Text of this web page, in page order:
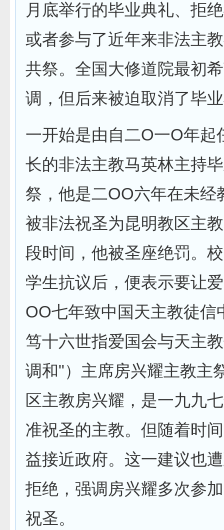
月底举行的毕业典礼、拒
或者参与了近年来非法主
共祭。全国大修道院最初
调，但后来被迫取消了毕
一开始是由自二O一O年起
长的非法主教马英林主持
祭，他是二OO六年在未经
被非法祝圣为昆明教区主
段时间，他被圣座绝罚。
学生抗议后，便表示要让
OO七年致中国天主教徒信
笃十六世指爱国会与天主
调和"）主席房兴耀主教主
区主教房兴耀，是一九九
准祝圣的主教。但随着时
益接近政府。这一建议也
拒绝，强调房兴耀多次参
祝圣。